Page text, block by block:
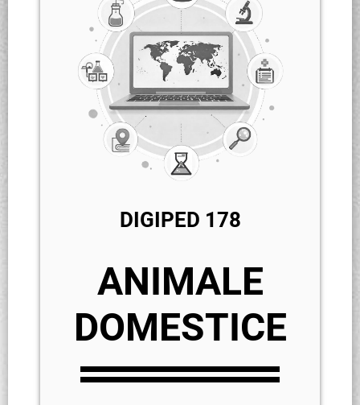
DIGIPED 178
ANIMALE
DOMESTICE